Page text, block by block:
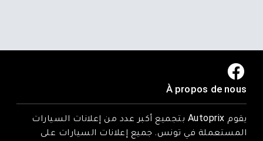
À propos de nous
يقوم Autoprix بتجميع أكبر عدد من إعلانات السيارات
المستعملة في تونس. جميع إعلانات السيارات على